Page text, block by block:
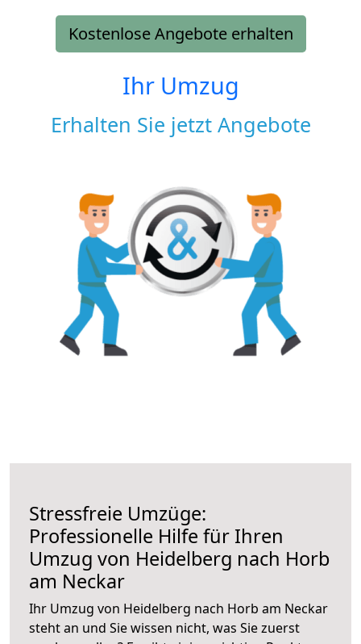
Kostenlose Angebote erhalten
Ihr Umzug
Erhalten Sie jetzt Angebote
Stressfreie Umzüge:
Professionelle Hilfe für Ihren
Umzug von Heidelberg nach Horb
am Neckar
Ihr Umzug von Heidelberg nach Horb am Neckar
steht an und Sie wissen nicht, was Sie zuerst